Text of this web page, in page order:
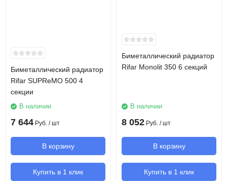
Биметаллический радиатор
Rifar SUPReMO 500 4
секции
В наличии
7 644 Руб. / шт
В корзину
Купить в 1 клик
Биметаллический радиатор
Rifar Monolit 350 6 секций
В наличии
8 052 Руб. / шт
В корзину
Купить в 1 клик